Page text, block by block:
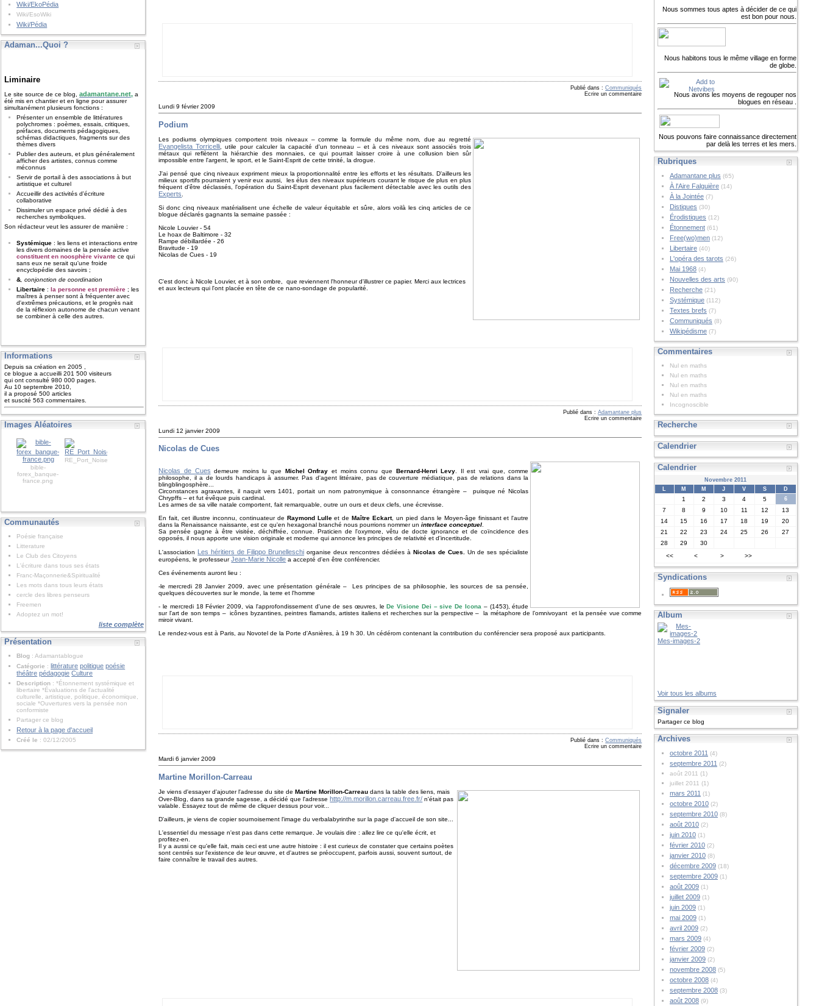
Wiki/EkoPédia
Wiki/EsoWiki
Wiki/Pédia
Adaman...Quoi ?
Liminaire
Le site source de ce blog,adamantane.net, a
été mis en chantier et en ligne pour assurer
simultanément plusieurs fonctions :
Présenter un ensemble de littératures
polychromes : poèmes, essais, critiques,
préfaces, documents pédagogiques,
schémas didactiques, fragments sur des
thèmes divers
Publier des auteurs, et plus généralement
afficher des artistes, connus comme
méconnus
Servir de portail à des associations à but
artistique et culturel
Accueillir des activités d'écriture
collaborative
Dissimuler un espace privé dédié à des
recherches symboliques.
Son rédacteur veut les assurer de manière :
Systémique : les liens et interactions entre
les divers domaines de la pensée active
constituent en noosphère vivante ce qui
sans eux ne serait qu'une froide
encyclopédie des savoirs ;
&, conjonction de coordination
Libertaire :la personne est première ; les
maîtres à penser sont à fréquenter avec
d'extrêmes précautions, et le progrès nait
de la réflexion autonome de chacun venant
se combiner à celle des autres.
Informations
Depuis sa création en 2005 ,
ce blogue a accueilli 201 500 visiteurs
qui ont consulté 980 000 pages.
Au 10 septembre 2010,
il a proposé 500 articles
et suscité 563 commentaires.
Images Aléatoires
bible-
forex_banque-
france.png
RE_Port_Noise_7_Matte_M.jpg
Communautés
Poésie française
Litterature
Le Club des Citoyens
L'écriture dans tous ses états
Franc-Maçonnerie&Spiritualité
Les mots dans tous leurs états
cercle des libres penseurs
Freemen
Adoptez un mot!
liste complète
Présentation
Blog : Adamantablogue
Catégorie : littérature politique poésie
théâtre pédagogie Culture
Description : *Étonnement systémique et
libertaire *Évaluations de l'actualité
culturelle, artistique, politique, économique,
sociale *Ouvertures vers la pensée non
conformiste
Partager ce blog
Retour à la page d'accueil
Créé le : 02/12/2005
Publié dans :Communiqués
Ecrire un commentaire
Lundi 9 février 2009
Podium
Les podiums olympiques comportent trois niveaux – comme la formule du même nom, due au regretté
Evangelista Torricelli , utile pour calculer la capacité d'un tonneau – et à ces niveaux sont associés trois
métaux qui reflètent la hiérarchie des monnaies, ce qui pourrait laisser croire à une collusion bien sûr
impossible entre l'argent, le sport, et le Saint-Esprit de cette trinité, la drogue.
J'ai pensé que cinq niveaux expriment mieux la proportionnalité entre les efforts et les résultats. D'ailleurs les
milieux sportifs pourraient y venir eux aussi, les élus des niveaux supérieurs courant le risque de plus en plus
fréquent d'être déclassés, l'opération du Saint-Esprit devenant plus facilement détectable avec les outils des
Experts
Si donc cinq niveaux matérialisent une échelle de valeur équitable et sûre, alors voilà les cinq articles de ce
blogue déclarés gagnants la semaine passée :
Nicole Louvier - 54
Le hoax de Baltimore - 32
Rampe débillardée - 26
Bravitude - 19
Nicolas de Cues - 19
C'est donc à Nicole Louvier, et à son ombre, que reviennent l'honneur d'illustrer ce papier. Merci aux lectrices
et aux lecteurs qui l'ont placée en tête de ce nano-sondage de popularité.
Publié dans :Adamantane plus
Ecrire un commentaire
Lundi 12 janvier 2009
Nicolas de Cues
Nicolas de Cues demeure moins lu que Michel Onfray et moins connu que Bernard-Henri Levy. Il est vrai que, comme
philosophe, il a de lourds handicaps à assumer. Pas d'agent littéraire, pas de couverture médiatique, pas de relations dans la
blingblingosphère...
Circonstances agravantes, il naquit vers 1401, portait un nom patronymique à consonnance étrangère – puisque né Nicolas
Chrypffs – et fut évêque puis cardinal.
Les armes de sa ville natale comportent, fait remarquable, outre un ours et deux clefs, une écrevisse.
En fait, cet illustre inconnu, continuateur de Raymond Lulleet deMaître Eckart, un pied dans le Moyen-âge finissant et l'autre
dans la Renaissance naissante, est ce qu'en hexagonal branché nous pourrions nommer uninterface conceptuel.
Sa pensée gagne à être visitée, déchiffrée, connue. Praticien de l'oxymore, vêtu de docte ignorance et de coïncidence des
opposés, il nous apporte une vision originale et moderne qui annonce les principes de relativité et d'incertitude.
L'association Les héritiers de Filippo Brunelleschi organise deux rencontres dédiées à Nicolas de Cues.Un de ses spécialiste
européens, le professeurJean-Marie Nicolle a accepté d'en être conférencier.
Ces événements auront lieu :
-le mercredi 28 Janvier 2009, avec une présentation générale – Les principes de sa philosophie, les sources de sa pensée,
quelques découvertes sur le monde, la terre et l'homme
- le mercredi 18 Février 2009, via l'approfondissement d'une de ses œuvres, leDe Visione Dei – sive De Icona – (1453), étude
sur l'art de son temps – icônes byzantines, peintres flamands, artistes italiens et recherches sur la perspective – la métaphore de l’omnivoyant et la pensée vue comme
miroir vivant.
Le rendez-vous est à Paris, au Novotel de la Porte d'Asnières, à 19 h 30. Un cédérom contenant la contribution du conférencier sera proposé aux participants.
Publié dans :Communiqués
Ecrire un commentaire
Mardi 6 janvier 2009
Martine Morillon-Carreau
Je viens d'essayer d'ajouter l'adresse du site deMartine Morillon-Carreau dans la table des liens, mais
Over-Blog, dans sa grande sagesse, a décidé que l'adresse http://m.morillon.carreau.free.fr/ n'était pas
valable. Essayez tout de même de cliquer dessus pour voir...
D'ailleurs, je viens de copier sournoisement l'image du verbalabyrinthe sur la page d'accueil de son site...
L'essentiel du message n'est pas dans cette remarque. Je voulais dire : allez lire ce qu'elle écrit, et
profitez-en.
Il y a aussi ce qu'elle fait, mais ceci est une autre histoire : il est curieux de constater que certains poètes
sont centrés sur l'existence de leur œuvre, et d'autres se préoccupent, parfois aussi, souvent surtout, de
faire connaître le travail des autres.
Nous sommes tous aptes à décider de ce qui
est bon pour nous.
Nous habitons tous le même village en forme
de globe.
Nous avons les moyens de regouper nos
blogues en réseau .
Nous pouvons faire connaissance directement
par delà les terres et les mers.
Rubriques
Adamantane plus (65)
À l'Aire Falguière(14)
À la Jointée(7)
Distiques (30)
Érodistiques (12)
Étonnement(61)
Free(wo)men(12)
Libertaire(40)
L'opéra des tarots (26)
Mai 1968(4)
Nouvelles des arts (90)
Recherche(21)
Systémique(112)
Textes brefs (7)
Communiqués (8)
Wikipédisme(7)
Commentaires
Nul en maths
Nul en maths
Nul en maths
Nul en maths
Incognoscible
Recherche
Calendrier
Calendrier
Novembre 2011
L
M M J V S D
1 2 3 4 5 6
7 8 9 10 11 12
13
14
15 16 17 18 19
20
21
22 23 24 25 26
27
28
29
30
<<
< > >>
Syndications
Album
Mes-images-2
Voir tous les albums
Signaler
Partager ce blog
Archives
octobre 2011 (4)
septembre 2011 (2)
août 2011 (1)
juillet 2011 (1)
mars 2011 (1)
octobre 2010(2)
septembre 2010(8)
août 2010(2)
juin 2010(1)
février 2010(2)
janvier 2010(8)
décembre 2009(18)
septembre 2009(1)
août 2009(1)
juillet 2009(1)
juin 2009(1)
mai 2009(1)
avril 2009(2)
mars 2009(4)
février 2009(2)
janvier 2009(2)
novembre 2008(5)
octobre 2008(4)
septembre 2008(3)
août 2008(9)